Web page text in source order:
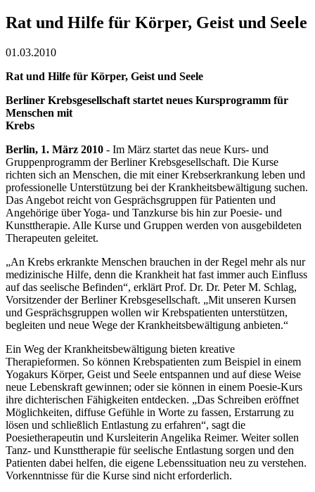
Rat und Hilfe für Körper, Geist und Seele
01.03.2010
Rat und Hilfe für Körper, Geist und Seele
Berliner Krebsgesellschaft startet neues Kursprogramm für
Menschen mit
Krebs
Berlin, 1. März 2010 - Im März startet das neue Kurs- und
Gruppenprogramm der Berliner Krebsgesellschaft. Die Kurse
richten sich an Menschen, die mit einer Krebserkrankung leben und
professionelle Unterstützung bei der Krankheitsbewältigung suchen.
Das Angebot reicht von Gesprächsgruppen für Patienten und
Angehörige über Yoga- und Tanzkurse bis hin zur Poesie- und
Kunsttherapie. Alle Kurse und Gruppen werden von ausgebildeten
Therapeuten geleitet.
„An Krebs erkrankte Menschen brauchen in der Regel mehr als nur
medizinische Hilfe, denn die Krankheit hat fast immer auch Einfluss
auf das seelische Befinden“, erklärt Prof. Dr. Dr. Peter M. Schlag,
Vorsitzender der Berliner Krebsgesellschaft. „Mit unseren Kursen
und Gesprächsgruppen wollen wir Krebspatienten unterstützen,
begleiten und neue Wege der Krankheitsbewältigung anbieten.“
Ein Weg der Krankheitsbewältigung bieten kreative
Therapieformen. So können Krebspatienten zum Beispiel in einem
Yogakurs Körper, Geist und Seele entspannen und auf diese Weise
neue Lebenskraft gewinnen; oder sie können in einem Poesie-Kurs
ihre dichterischen Fähigkeiten entdecken. „Das Schreiben eröffnet
Möglichkeiten, diffuse Gefühle in Worte zu fassen, Erstarrung zu
lösen und schließlich Entlastung zu erfahren“, sagt die
Poesietherapeutin und Kursleiterin Angelika Reimer. Weiter sollen
Tanz- und Kunsttherapie für seelische Entlastung sorgen und den
Patienten dabei helfen, die eigene Lebenssituation neu zu verstehen.
Vorkenntnisse für die Kurse sind nicht erforderlich.